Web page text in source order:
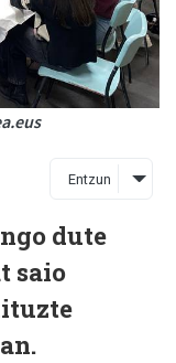
Entzun
dute
saio